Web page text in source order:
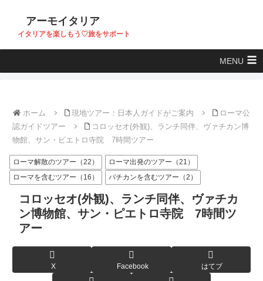
アーモイタリア
イタリアを楽しもう♡旅をサポート
MENU
ホーム 現地ツアー：日本人ガイドがご案内
ローマ公
認ガイドツアー
コロッセオ(外観)、ランチ同伴、ヴァチカン博
物館、サン・ピエトロ寺院 7時間ツアー
ローマ解散のツアー（22）
ローマ出発のツアー（21）
ローマを含むツアー（16）
バチカンを含むツアー（2）
コロッセオ(外観)、ランチ同伴、ヴァチカ
ン博物館、サン・ピエトロ寺院 7時間ツ
アー
X Facebook はてブ